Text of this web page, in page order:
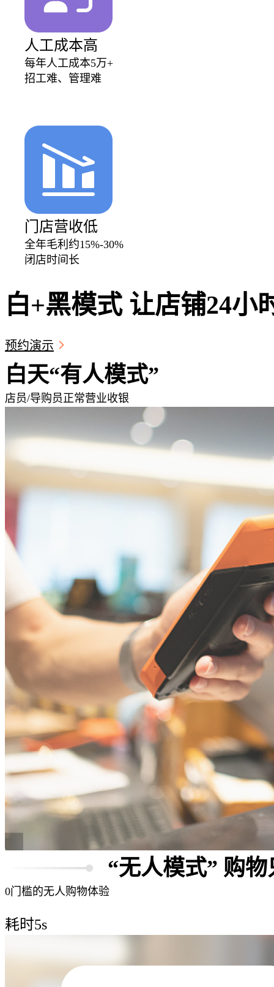
人工成本高
每年人工成本5万+
招工难、管理难
门店营收低
全年毛利约15%-30%
闭店时间长
白+黑模式 让店铺24小
预约演示
白天“有人模式”
店员/导购员正常营业收银
“无人模式” 购物
0门槛的无人购物体验
耗时5s